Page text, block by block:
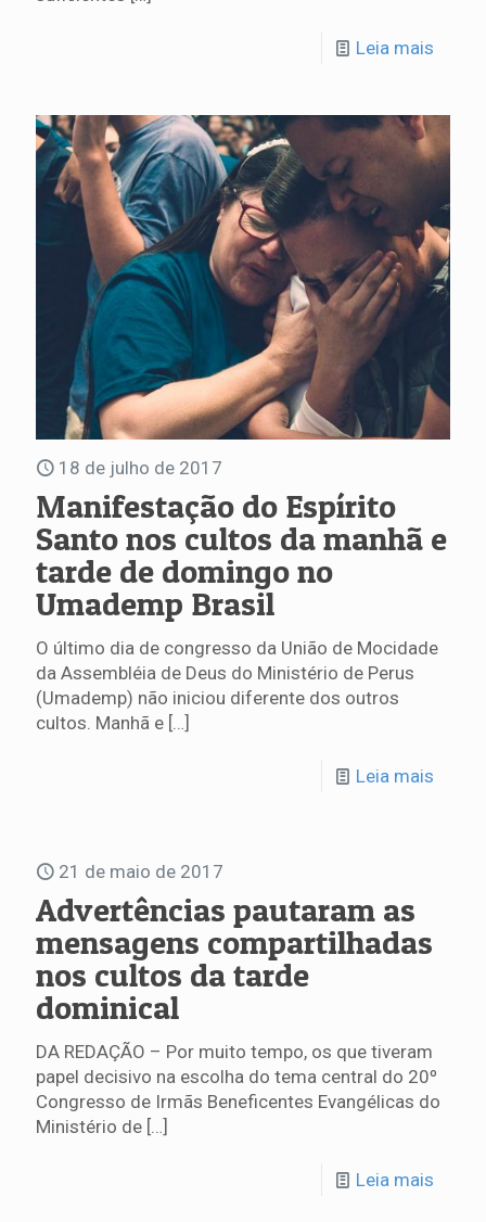
Leia mais
18 de julho de 2017
Manifestação do Espírito
Santo nos cultos da manhã e
tarde de domingo no
Umademp Brasil
O último dia de congresso da União de Mocidade
da Assembléia de Deus do Ministério de Perus
(Umademp) não iniciou diferente dos outros
cultos. Manhã e […]
Leia mais
21 de maio de 2017
Advertências pautaram as
mensagens compartilhadas
nos cultos da tarde
dominical
DA REDAÇÃO – Por muito tempo, os que tiveram
papel decisivo na escolha do tema central do 20º
Congresso de Irmãs Beneficentes Evangélicas do
Ministério de […]
Leia mais